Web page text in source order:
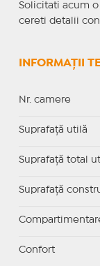
Solicitati acum
cereti detalii
INFORMAȚII
Nr. camere
Suprafaţă utilă
Suprafaţă total
Suprafaţă
Confort